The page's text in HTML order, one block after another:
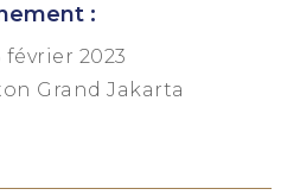
:
février 2023
Grand Jakarta